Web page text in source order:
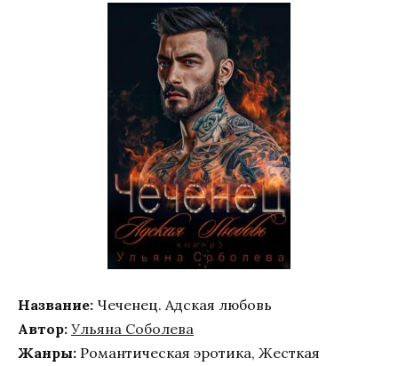
Название: Чеченец. Адская любовь
Автор: Ульяна Соболева
Жанры: Романтическая эротика, Жесткая